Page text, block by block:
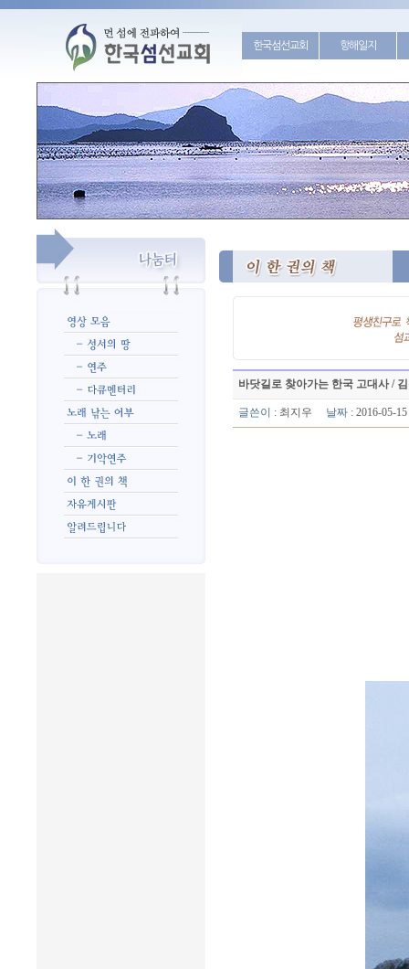
한국섬선교회 항해일지
바닷길로 찾아가는 한국 고대사 /
글쓴이 : 최지우 날짜 : 2016-05-